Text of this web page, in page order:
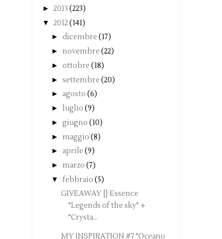
► 2013 (223)
▼ 2012(141)
► dicembre (17)
► novembre (22)
► ottobre (18)
► settembre (20)
► agosto (6)
► luglio (9)
► giugno (10)
► maggio (8)
► aprile (9)
► marzo (7)
▼ febbraio (5)
GIVEAWAY || Essence
"Legends of the sky" +
"Crysta...
MY INSPIRATION #7 "Oceano